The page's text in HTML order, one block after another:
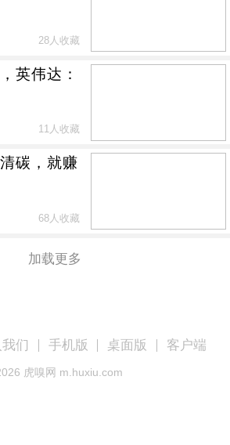
28人收藏
英伟达：
11人收藏
碳，就赚
68人收藏
加载更多
们 手机版 桌面版 客户端
虎嗅网 m.huxiu.com